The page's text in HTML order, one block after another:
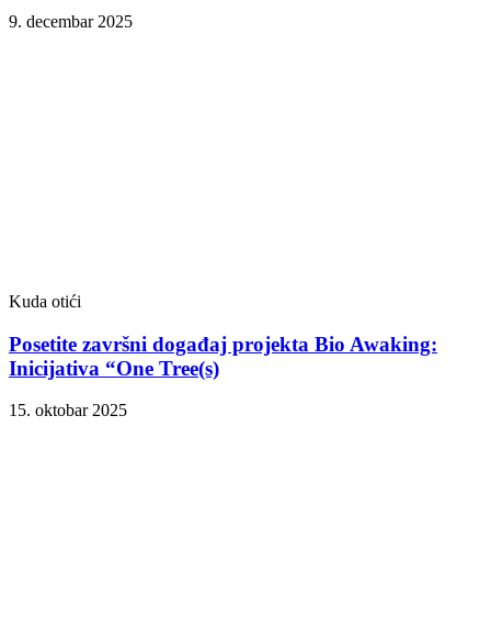
9. decembar 2025
Kuda otići
Posetite završni događaj projekta Bio Awaking:
Inicijativa “One Tree(s)
15. oktobar 2025